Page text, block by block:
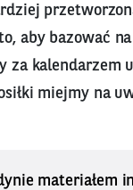
aby bazować
za
miejmy na
materiałem